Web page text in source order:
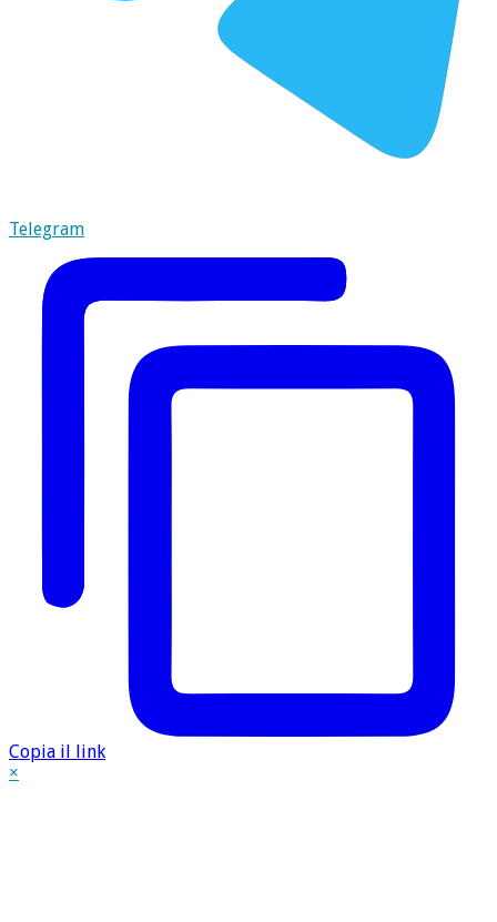
Telegram
Copia il link
×